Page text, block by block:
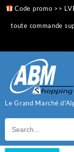
Skip
content
Code promo >>
toute commande
Le Grand Marché